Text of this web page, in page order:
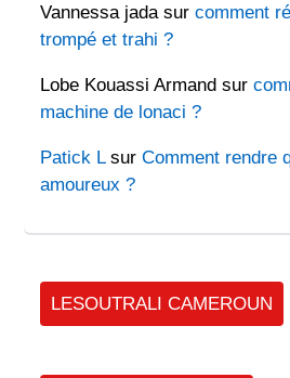
Vannessa jada surcomment
trompé et trahi ?
Lobe Kouassi Armand sur
machine de lonaci ?
Patick LsurComment rendre
amoureux ?
LESOUTRALI CAMEROUN